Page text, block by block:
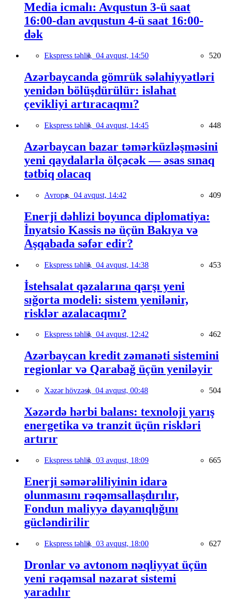
Media icmalı: Avqustun 3-ü saat
16:00-dan avqustun 4-ü saat 16:00-
dək
Ekspress təhlil, 04 avqust, 14:50 520
Azərbaycanda gömrük səlahiyyətləri
yenidən bölüşdürülür: islahat
çevikliyi artıracaqmı?
Ekspress təhlil, 04 avqust, 14:45 448
Azərbaycan bazar təmərküzləşməsini
yeni qaydalarla ölçəcək — əsas sınaq
tətbiq olacaq
Avropa, 04 avqust, 14:42 409
Enerji dəhlizi boyunca diplomatiya:
İnyatsio Kassis nə üçün Bakıya və
Aşqabada səfər edir?
Ekspress təhlil, 04 avqust, 14:38 453
İstehsalat qəzalarına qarşı yeni
sığorta modeli: sistem yenilənir,
risklər azalacaqmı?
Ekspress təhlil, 04 avqust, 12:42 462
Azərbaycan kredit zəmanəti sistemini
regionlar və Qarabağ üçün yeniləyir
Xəzər hövzəsi, 04 avqust, 00:48 504
Xəzərdə hərbi balans: texnoloji yarış
energetika və tranzit üçün riskləri
artırır
Ekspress təhlil, 03 avqust, 18:09 665
Enerji səmərəliliyinin idarə
olunmasını rəqəmsallaşdırılır,
Fondun maliyyə dayanıqlığını
gücləndirilir
Ekspress təhlil, 03 avqust, 18:00 627
Dronlar və avtonom nəqliyyat üçün
yeni rəqəmsal nəzarət sistemi
yaradılır